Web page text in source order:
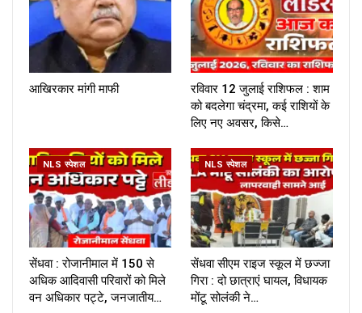
आखिरकार मांगी माफी
रविवार 12 जुलाई राशिफल : शाम
को बदलेगा चंद्रमा, कई राशियों के
लिए नए अवसर, किसे…
NLS स्पेशल
सेंधवा : रोजानीमाल में 150 से
अधिक आदिवासी परिवारों को मिले
वन अधिकार पट्टे, जनजातीय…
NLS स्पेशल
सेंधवा सीएम राइज स्कूल में छज्जा
गिरा : दो छात्राएं घायल, विधायक
मोंटू सोलंकी ने…